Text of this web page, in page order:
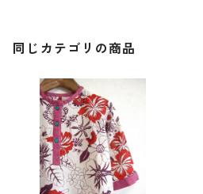
同じカテゴリの商品